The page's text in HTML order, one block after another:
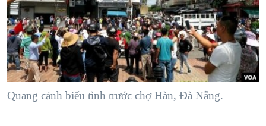
"Tìm"NGƯỜI VIỆT HẢI NGOẠI
ĐỜI SỐNG
KINH TẾ
KHOA HỌC
SỨC KHOẺ
TẠI
HÀNH TRÌNH BẦU CỬ 2024
MỘT NĂM CHIẾN TRANH TẠI DẢI GAZA
GIẢI MÃ VÀNH ĐAI & CON ĐƯỜNG
VIDEO
NGHE
MẠNG XÃ HỘI
Quang cảnh biểu tình trước chợ Hàn, Đà Nẵng.